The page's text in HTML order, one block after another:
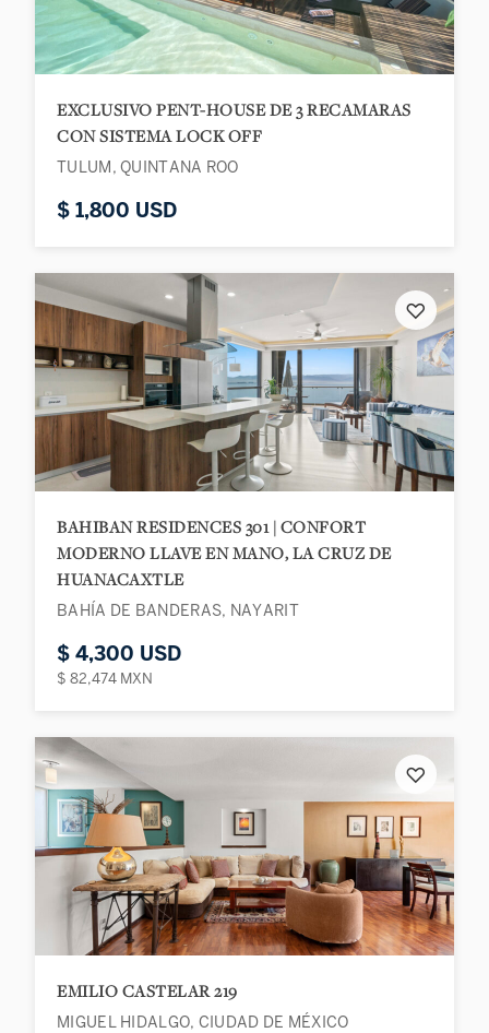
EXCLUSIVO PENT-HOUSE DE 3 RECAMARAS
CON SISTEMA LOCK OFF
TULUM, QUINTANA ROO
$ 1,800 USD
♡
BAHIBAN RESIDENCES 301 | CONFORT
MODERNO LLAVE EN MANO, LA CRUZ DE
HUANACAXTLE
BAHÍA DE BANDERAS, NAYARIT
$ 4,300 USD
$ 82,474 MXN
♡
EMILIO CASTELAR 219
MIGUEL HIDALGO, CIUDAD DE MÉXICO